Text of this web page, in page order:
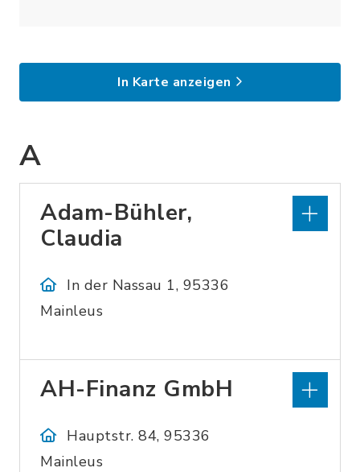
In Karte anzeigen
A
Adam-Bühler,
Claudia
In der Nassau 1, 95336
Mainleus
AH-Finanz GmbH
Hauptstr. 84, 95336
Mainleus